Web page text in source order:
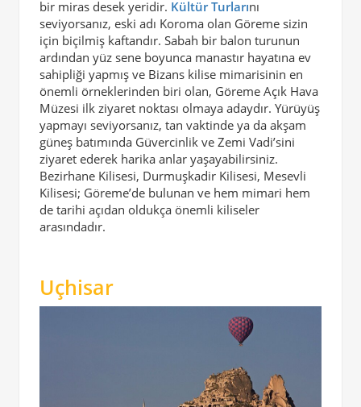
bir miras desek yeridir. Kültür Turlarını
seviyorsanız, eski adı Koroma olan Göreme sizin
için biçilmiş kaftandır. Sabah bir balon turunun
ardından yüz sene boyunca manastır hayatına ev
sahipliği yapmış ve Bizans kilise mimarisinin en
önemli örneklerinden biri olan, Göreme Açık Hava
Müzesi ilk ziyaret noktası olmaya adaydır. Yürüyüş
yapmayı seviyorsanız, tan vaktinde ya da akşam
güneş batımında Güvercinlik ve Zemi Vadi’sini
ziyaret ederek harika anlar yaşayabilirsiniz.
Bezirhane Kilisesi, Durmuşkadir Kilisesi, Mesevli
Kilisesi; Göreme’de bulunan ve hem mimari hem
de tarihi açıdan oldukça önemli kiliseler
arasındadır.
Uçhisar